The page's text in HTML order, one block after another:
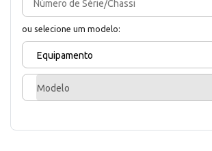
ou selecione um modelo:
Equipamento
Modelo